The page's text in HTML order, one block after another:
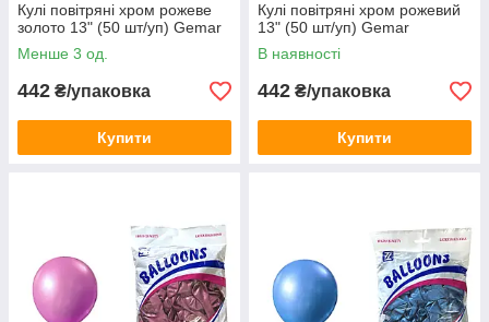
Кулі повітряні хром рожеве
золото 13" (50 шт/уп) Gemar
Менше 3 од.
442 ₴/упаковка
Купити
Кулі повітряні хром рожевий
13" (50 шт/уп) Gemar
В наявності
442 ₴/упаковка
Купити